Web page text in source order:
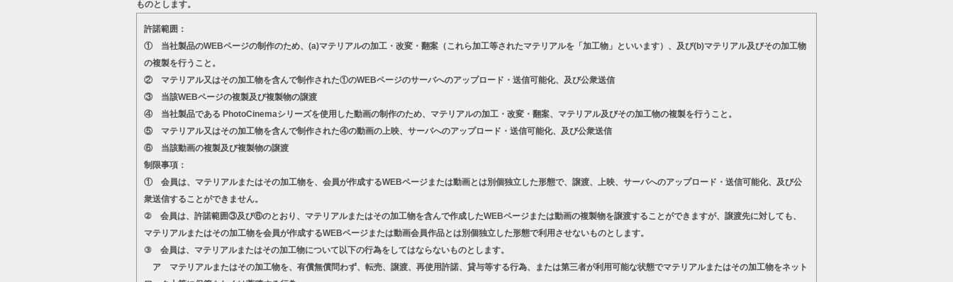
ものとします。
許諾範囲：
① 当社製品のWEBページの制作のため、(a)マテリアルの加工・改変・翻案（これら加工等されたマテリアルを「加工物」といいます）、及び(b)マテリアル及びその加工物
の複製を行うこと。
② マテリアル又はその加工物を含んで制作された①のWEBページのサーバへのアップロード・送信可能化、及び公衆送信
③ 当該WEBページの複製及び複製物の譲渡
④ 当社製品である PhotoCinemaシリーズを使用した動画の制作のため、マテリアルの加工・改変・翻案、マテリアル及びその加工物の複製を行うこと。
⑤ マテリアル又はその加工物を含んで制作された④の動画の上映、サーバへのアップロード・送信可能化、及び公衆送信
⑥ 当該動画の複製及び複製物の譲渡
制限事項：
① 会員は、マテリアルまたはその加工物を、会員が作成するWEBページまたは動画とは別個独立した形態で、譲渡、上映、サーバへのアップロード・送信可能化、及び公
衆送信することができません。
② 会員は、許諾範囲③及び⑥のとおり、マテリアルまたはその加工物を含んで作成したWEBページまたは動画の複製物を譲渡することができますが、譲渡先に対しても、
マテリアルまたはその加工物を会員が作成するWEBページまたは動画会員作品とは別個独立した形態で利用させないものとします。
③ 会員は、マテリアルまたはその加工物について以下の行為をしてはならないものとします。
ア マテリアルまたはその加工物を、有償無償問わず、転売、譲渡、再使用許諾、貸与等する行為、または第三者が利用可能な状態でマテリアルまたはその加工物をネット